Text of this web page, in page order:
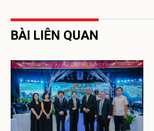
BÀI LIÊN QUAN